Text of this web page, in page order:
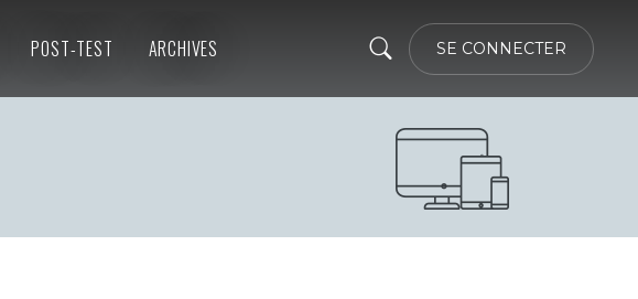
SE CONNECTER
POST-TEST ARCHIVES